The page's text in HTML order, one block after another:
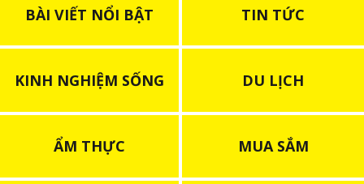
BÀI VIẾT NỔI BẬT TIN TỨC
KINH NGHIỆM SỐNG DU LỊCH
ẨM THỰC MUA SẮM